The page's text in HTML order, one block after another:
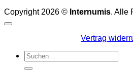
Copyright 2026 © Internumis. Alle
Vertrag
Suchen
nach: